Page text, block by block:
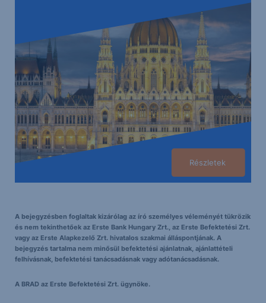
Részletek
A bejegyzésben foglaltak kizárólag az író személyes véleményét tükrözik
és nem tekinthetőek az Erste Bank Hungary Zrt., az Erste Befektetési Zrt.
vagy az Erste Alapkezelő Zrt. hivatalos szakmai álláspontjának. A
bejegyzés tartalma nem minősül befektetési ajánlatnak, ajánlattételi
felhívásnak, befektetési tanácsadásnak vagy adótanácsadásnak.
A BRAD az Erste Befektetési Zrt. ügynöke.